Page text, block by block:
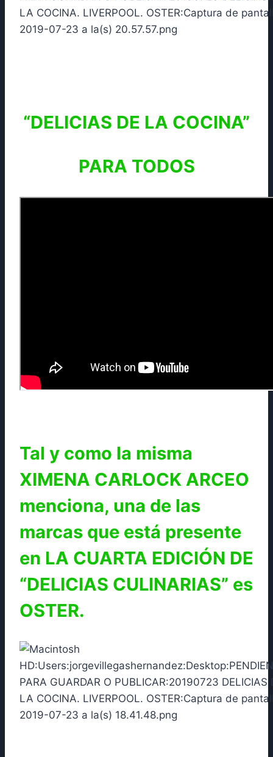
“DELICIAS DE LA COCINA”
PARA TODOS
Tal y como la misma
XIMENA CARLOCK ARCEO
menciona, una de las
marcas que está presente
en LA CUARTA EDICIÓN DE
“DELICIAS CULINARIAS” es
OSTER.